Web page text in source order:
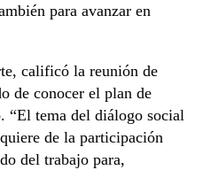
para avanzar en
calificó la reunión de
de conocer el plan de
“El tema del diálogo social
de la participación
del trabajo para,